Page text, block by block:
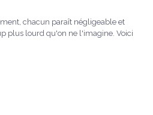
chacun paraît négligeable et
plus lourd qu'on ne l'imagine. Voici